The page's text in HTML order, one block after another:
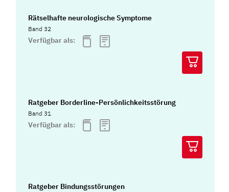
Rätselhafte neurologische Symptome
Band 32
Verfügbar als:
Ratgeber Borderline-Persönlichkeitsstörung
Band 31
Verfügbar als:
Ratgeber Bindungsstörungen